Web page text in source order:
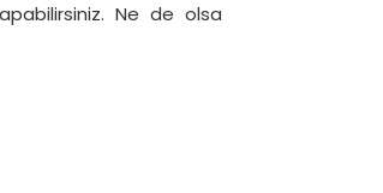
Ne de olsa